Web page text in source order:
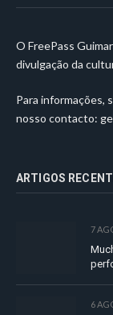
O FreePass
divulgação da
Para informações,
nosso contacto:
ARTIGOS
7
6